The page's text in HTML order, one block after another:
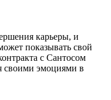
карьеры, и
показывать свой
с Сантосом
своими эмоциями в